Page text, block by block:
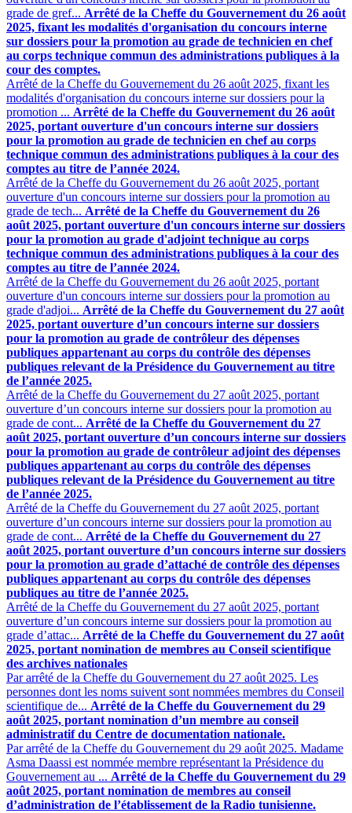
grade de gref... Arrêté de la Cheffe du Gouvernement du 26 août
2025, fixant les modalités d'organisation du concours interne
sur dossiers pour la promotion au grade de technicien en chef
au corps technique commun des administrations publiques à la
cour des comptes.
Arrêté de la Cheffe du Gouvernement du 26 août 2025, fixant les
modalités d'organisation du concours interne sur dossiers pour la
promotion ... Arrêté de la Cheffe du Gouvernement du 26 août
2025, portant ouverture d'un concours interne sur dossiers
pour la promotion au grade de technicien en chef au corps
technique commun des administrations publiques à la cour des
comptes au titre de l’année 2024.
Arrêté de la Cheffe du Gouvernement du 26 août 2025, portant
ouverture d'un concours interne sur dossiers pour la promotion au
grade de tech... Arrêté de la Cheffe du Gouvernement du 26
août 2025, portant ouverture d'un concours interne sur dossiers
pour la promotion au grade d'adjoint technique au corps
technique commun des administrations publiques à la cour des
comptes au titre de l’année 2024.
Arrêté de la Cheffe du Gouvernement du 26 août 2025, portant
ouverture d'un concours interne sur dossiers pour la promotion au
grade d'adjoi... Arrêté de la Cheffe du Gouvernement du 27 août
2025, portant ouverture d’un concours interne sur dossiers
pour la promotion au grade de contrôleur des dépenses
publiques appartenant au corps du contrôle des dépenses
publiques relevant de la Présidence du Gouvernement au titre
de l’année 2025.
Arrêté de la Cheffe du Gouvernement du 27 août 2025, portant
ouverture d’un concours interne sur dossiers pour la promotion au
grade de cont... Arrêté de la Cheffe du Gouvernement du 27
août 2025, portant ouverture d’un concours interne sur dossiers
pour la promotion au grade de contrôleur adjoint des dépenses
publiques appartenant au corps du contrôle des dépenses
publiques relevant de la Présidence du Gouvernement au titre
de l’année 2025.
Arrêté de la Cheffe du Gouvernement du 27 août 2025, portant
ouverture d’un concours interne sur dossiers pour la promotion au
grade de cont... Arrêté de la Cheffe du Gouvernement du 27
août 2025, portant ouverture d’un concours interne sur dossiers
pour la promotion au grade d’attaché de contrôle des dépenses
publiques appartenant au corps du contrôle des dépenses
publiques au titre de l’année 2025.
Arrêté de la Cheffe du Gouvernement du 27 août 2025, portant
ouverture d’un concours interne sur dossiers pour la promotion au
grade d’attac... Arrêté de la Cheffe du Gouvernement du 27 août
2025, portant nomination de membres au Conseil scientifique
des archives nationales
Par arrêté de la Cheffe du Gouvernement du 27 août 2025. Les
personnes dont les noms suivent sont nommées membres du Conseil
scientifique de... Arrêté de la Cheffe du Gouvernement du 29
août 2025, portant nomination d’un membre au conseil
administratif du Centre de documentation nationale.
Par arrêté de la Cheffe du Gouvernement du 29 août 2025. Madame
Asma Daassi est nommée membre représentant la Présidence du
Gouvernement au ... Arrêté de la Cheffe du Gouvernement du 29
août 2025, portant nomination de membres au conseil
d’administration de l’établissement de la Radio tunisienne.